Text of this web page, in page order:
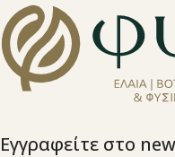
Εγγραφείτε στο